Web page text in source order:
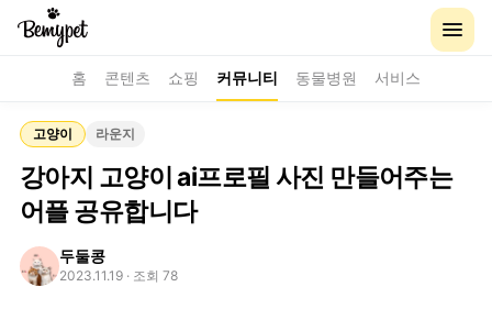
홈 콘텐츠 쇼핑 커뮤니티 동물병원 서비스
고양이 라운지
강아지 고양이 ai프로필 사진 만들어주는
어플 공유합니다
두둘콩
2023.11.19 · 조회 78